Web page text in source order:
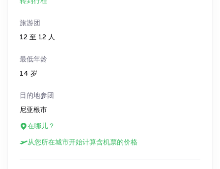
旅游团
12 至 12 人
最低年龄
14 岁
目的地参团
尼亚根市
在哪儿？
从您所在城市开始计算含机票的价格